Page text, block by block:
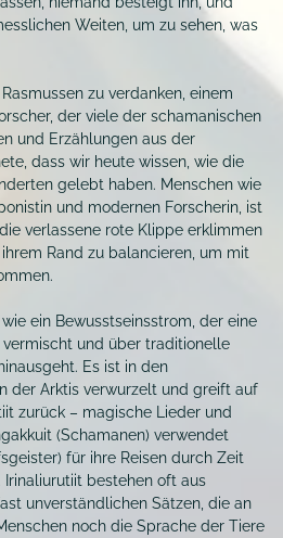
Weiten, um zu sehen, was
zu verdanken, einem
der viele der schamanischen
und Erzählungen aus der
dass wir heute wissen, wie die
gelebt haben. Menschen wie
und modernen Forscherin, ist
verlassene rote Klippe erklimmen
Rand zu balancieren, um mit
ein Bewusstseinsstrom, der eine
vermischt und über traditionelle
Es ist in den
der Arktis verwurzelt und greift auf
zurück – magische Lieder und
(Schamanen) verwendet
für ihre Reisen durch Zeit
Irinaliurutiit bestehen oft aus
unverständlichen Sätzen, die an
noch die Sprache der Tiere